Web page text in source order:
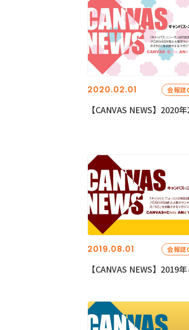
2020.02.01 会報誌
【CANVAS NEWS】2020
2019.08.01 会報誌
【CANVAS NEWS】2019